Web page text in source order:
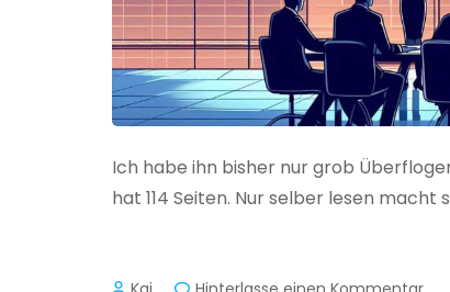
Ich habe ihn bisher nur grob
hat 114 Seiten. Nur selber lesen macht